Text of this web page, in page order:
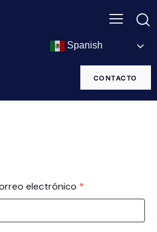
Spanish
CONTACTO
electrónico *